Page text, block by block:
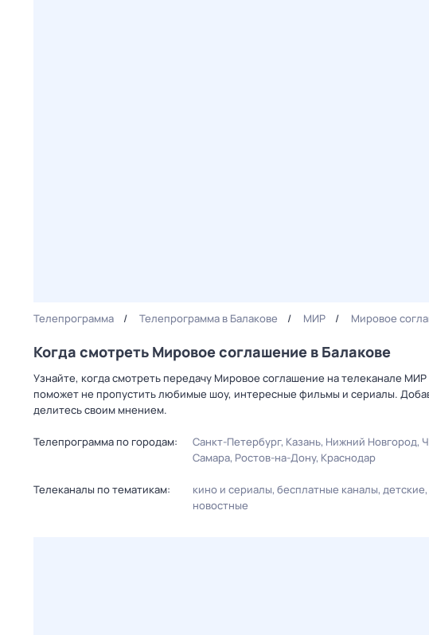
Телепрограмма Телепрограмма в Балакове МИР Мирoвое
Когда смотреть Мирoвое соглашeние в Балакове
Узнайте, когда смотреть передачу Мирoвое соглашeние на телеканале
поможет не пропустить любимые шоу, интересные фильмы и сериалы.
делитесь своим мнением.
Телепрограмма по городам: Санкт-Петербург Казань Нижний Новгород
Самара Ростов-на-Дону Краснодар
Телеканалы по тематикам: кино и сериалы бесплатные каналы детские
новостные